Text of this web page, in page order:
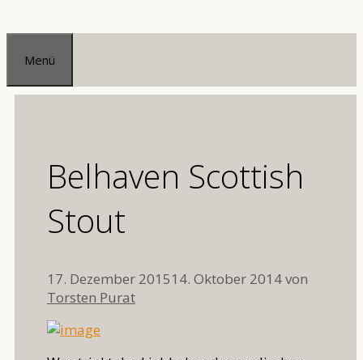
Zum
Inhalt
springen
Menü
Belhaven Scottish
Stout
17. Dezember 201514. Oktober 2014von
Torsten Purat